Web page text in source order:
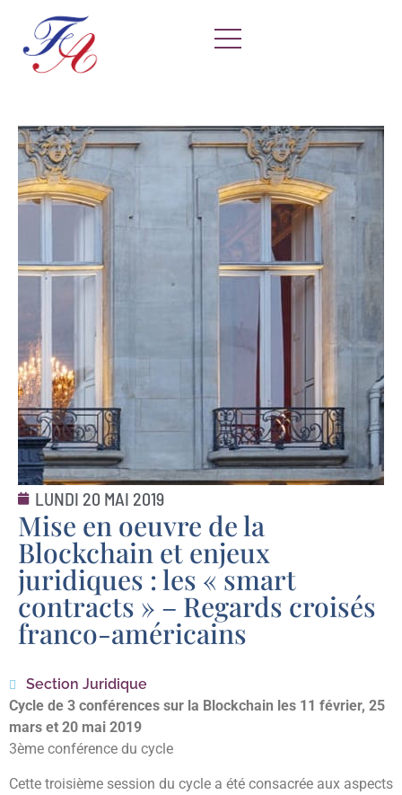
LUNDI 20 MAI 2019
Mise en oeuvre de la
Blockchain et enjeux
juridiques : les « smart
contracts » – Regards croisés
franco-américains
Section Juridique
Cycle de 3 conférences sur la Blockchain les 11 février, 25
mars et 20 mai 2019
3ème conférence du cycle
Cette troisième session du cycle a été consacrée aux aspects